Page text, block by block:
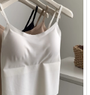
膚
粉